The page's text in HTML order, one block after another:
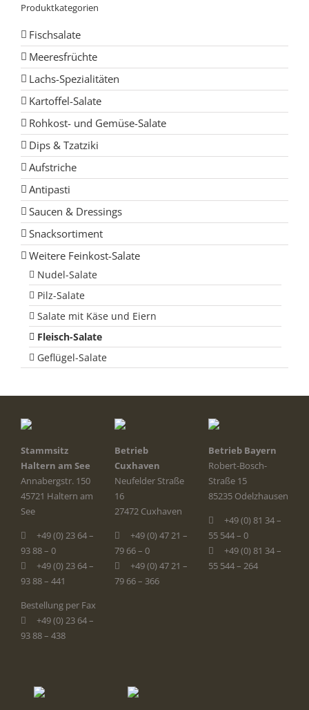
Produktkategorien
Fischsalate
Meeresfrüchte
Lachs-Spezialitäten
Kartoffel-Salate
Rohkost- und Gemüse-Salate
Dips & Tzatziki
Aufstriche
Antipasti
Saucen & Dressings
Snacksortiment
Weitere Feinkost-Salate
Nudel-Salate
Pilz-Salate
Salate mit Käse und Eiern
Fleisch-Salate
Geflügel-Salate
Stammsitz
Haltern am See
Annabergstr. 150
45721 Haltern am
See
+49 (0) 23 64 –
93 88 – 0
+49 (0) 23 64 –
93 88 – 441
Bestellung per Fax
+49 (0) 23 64 –
93 88 – 438
Betrieb
Cuxhaven
Neufelder Straße
16
27472 Cuxhaven
+49 (0) 47 21 –
79 66 – 0
+49 (0) 47 21 –
79 66 – 366
Betrieb Bayern
Robert-Bosch-
Straße 15
85235 Odelzhausen
+49 (0) 81 34 –
55 544 – 0
+49 (0) 81 34 –
55 544 – 264